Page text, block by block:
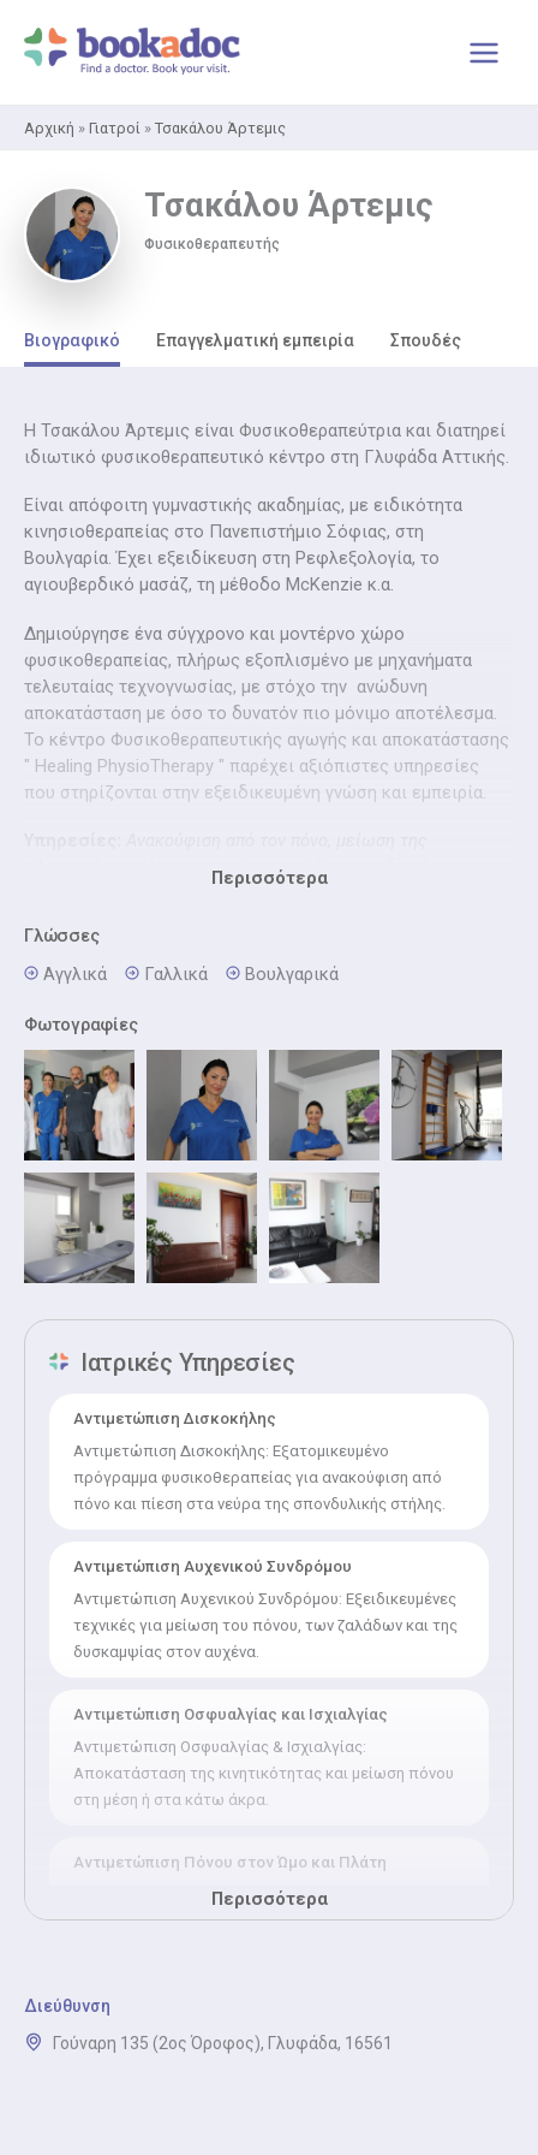
στο
περιεχόμενο
Αρχική » Γιατροί » Τσακάλου Άρτεμις
Τσακάλου Άρτεμις
Φυσικοθεραπευτής
Διεύθυνση
Γούναρη 135 (2ος Όροφος), Γλυφάδα, 16561
Βιογραφικό Επαγγελματική εμπειρία Σπουδές
Η Τσακάλου Άρτεμις είναι Φυσικοθεραπεύτρια και διατηρεί
ιδιωτικό φυσικοθεραπευτικό κέντρο στη Γλυφάδα Αττικής.
Είναι απόφοιτη γυμναστικής ακαδημίας, με ειδικότητα
κινησιοθεραπείας στο Πανεπιστήμιο Σόφιας, στη
Βουλγαρία. Έχει εξειδίκευση στη Ρεφλεξολογία, το
αγιουβερδικό μασάζ, τη μέθοδο McKenzie κ.α.
Δημιούργησε ένα σύγχρονο και μοντέρνο χώρο
φυσικοθεραπείας, πλήρως εξοπλισμένο με μηχανήματα
τελευταίας τεχνογνωσίας, με στόχο την ανώδυνη
αποκατάσταση με όσο το δυνατόν πιο μόνιμο αποτέλεσμα.
Το κέντρο Φυσικοθεραπευτικής αγωγής και αποκατάστασης
" Ηealing PhysioTherapy " παρέχει αξιόπιστες υπηρεσίες
που στηρίζονται στην εξειδικευμένη γνώση και εμπειρία.
φλεγμονής, πρόληψη συμφύσεων, αύξηση και διατήρηση του
εύρους κίνησης των αρθρώσεων, αύξηση και διατήρηση της
διατήρηση της μυϊκής ελαστικότητας, βελτίωση της
νευρομυϊκής συναρμογής, αυτοεξυπηρέτηση, επανεκπαίδευση
Περισσότερα
Γλώσσες
Αγγλικά
Γαλλικά Βουλγαρικά
Φωτογραφίες
Ιατρικές Υπηρεσίες
Αντιμετώπιση Δισκοκήλης
Αντιμετώπιση Δισκοκήλης: Εξατομικευμένο
πρόγραμμα φυσικοθεραπείας για ανακούφιση από
πόνο και πίεση στα νεύρα της σπονδυλικής στήλης.
Αντιμετώπιση Αυχενικού Συνδρόμου
Αντιμετώπιση Αυχενικού Συνδρόμου: Εξειδικευμένες
τεχνικές για μείωση του πόνου, των ζαλάδων και της
δυσκαμψίας στον αυχένα.
Αντιμετώπιση Οσφυαλγίας και Ισχιαλγίας
Αντιμετώπιση Οσφυαλγίας & Ισχιαλγίας:
Αποκατάσταση της κινητικότητας και μείωση πόνου
στη μέση ή στα κάτω άκρα.
Αντιμετώπιση Πόνου στον Ώμο και Πλάτη
Αντιμετώπιση Πόνου στον Ώμο & Πλάτη: Ανακούφιση
από τενοντίτιδες, μυϊκούς σπασμούς και δυσκαμψία
Αντιμετώπιση Πόνου στο Γόνατο
Αντιμετώπιση Πόνου στο Γόνατο: Αποκατάσταση
Περισσότερα